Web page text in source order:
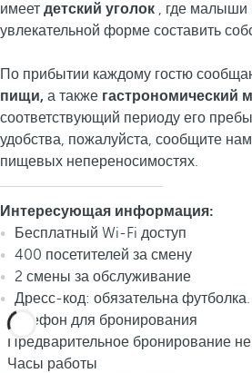
имеет детский уголок , где малыши
увлекательной форме составить
По прибытии каждому гостю
пищи, а также гастрономический
соответствующий периоду его
удобства, пожалуйста, сообщите
пищевых непереносимостях.
Интересующая информация:
Бесплатный Wi-Fi доступ
400 посетителей за смену
2 смены за обслуживание
Дресс-код: обязательна футболка.
Телефон для бронирования
Предварительное бронирование не
Часы работы